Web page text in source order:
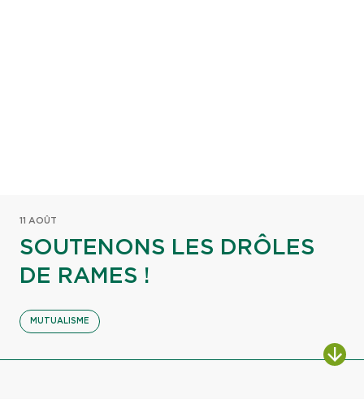
11 AOÛT
SOUTENONS LES DRÔLES
DE RAMES !
MUTUALISME